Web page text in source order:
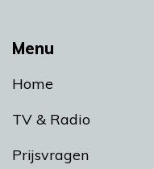
Menu
Home
TV & Radio
Prijsvragen